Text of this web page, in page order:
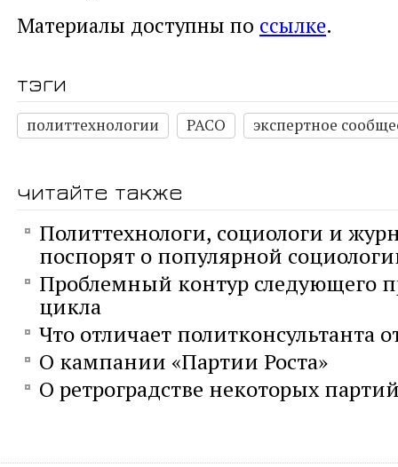
Материалы доступны по ссылке.
тэги
политтехнологии РАСО экспертное
читайте также
Политтехнологи, социологи и
поспорят о популярной
Проблемный контур следующего
цикла
Что отличает политконсультанта
О кампании «Партии Роста»
О ретроградстве некоторых